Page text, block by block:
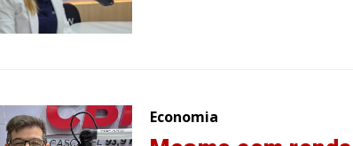
Economia